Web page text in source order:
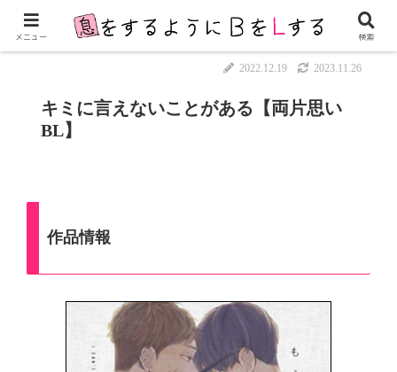
キミに言えないことがある【両片思い
BL】
2022.12.19 2023.11.26
作品情報
メニュー 検索